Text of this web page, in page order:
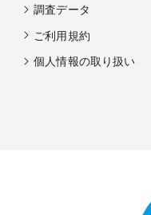
調査データ
ご利用規約
個人情報の取り扱い